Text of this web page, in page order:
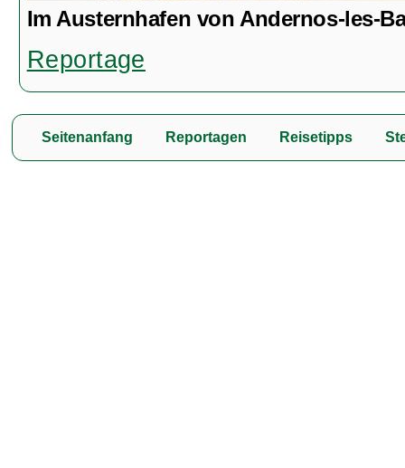
Im Austernhafen von Andernos-les-
Reportage
Seitenanfang Reportagen Reisetipps